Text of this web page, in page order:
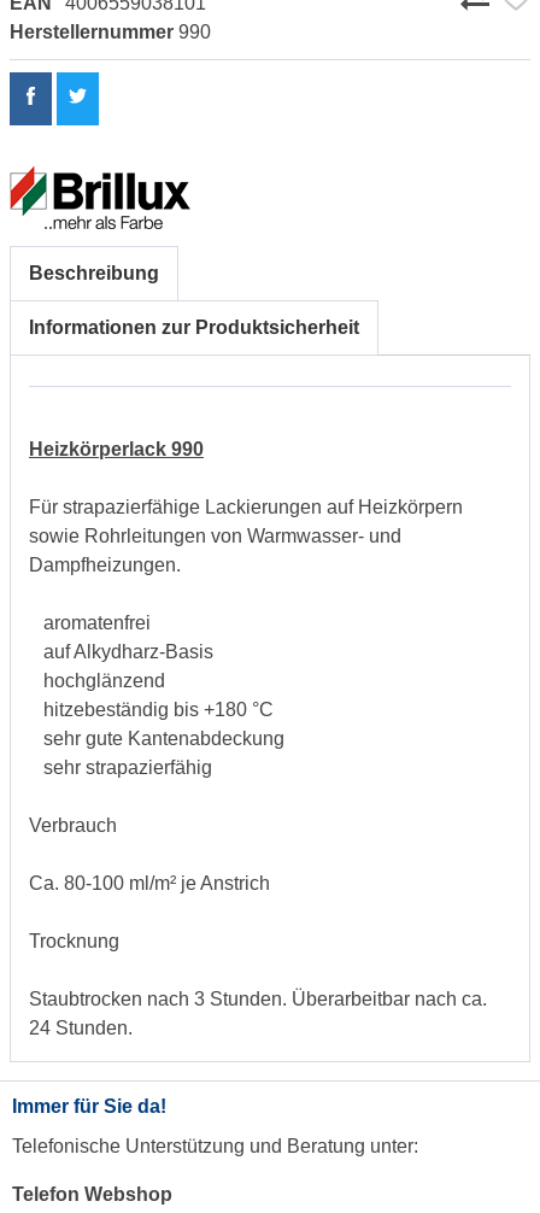
Herstellernummer 990
Beschreibung
Informationen zur Produktsicherheit
Heizkörperlack 990
Für strapazierfähige Lackierungen auf Heizkörpern
sowie Rohrleitungen von Warmwasser- und
Dampfheizungen.
aromatenfrei
auf Alkydharz-Basis
hochglänzend
hitzebeständig bis +180 °C
sehr gute Kantenabdeckung
sehr strapazierfähig
Verbrauch
Ca. 80-100 ml/m² je Anstrich
Trocknung
Staubtrocken nach 3 Stunden. Überarbeitbar nach ca.
24 Stunden.
Immer für Sie da!
Telefonische Unterstützung und Beratung unter:
Telefon Webshop